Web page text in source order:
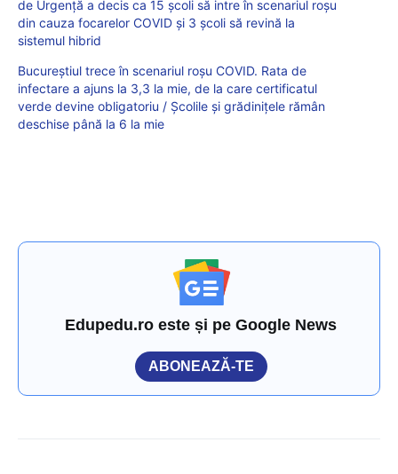
de Urgenţă a decis ca 15 școli să intre în scenariul roșu
din cauza focarelor COVID și 3 școli să revină la
sistemul hibrid
Bucureștiul trece în scenariul roșu COVID. Rata de
infectare a ajuns la 3,3 la mie, de la care certificatul
verde devine obligatoriu / Școlile și grădinițele rămân
deschise până la 6 la mie
Edupedu.ro este și pe Google News
ABONEAZĂ-TE